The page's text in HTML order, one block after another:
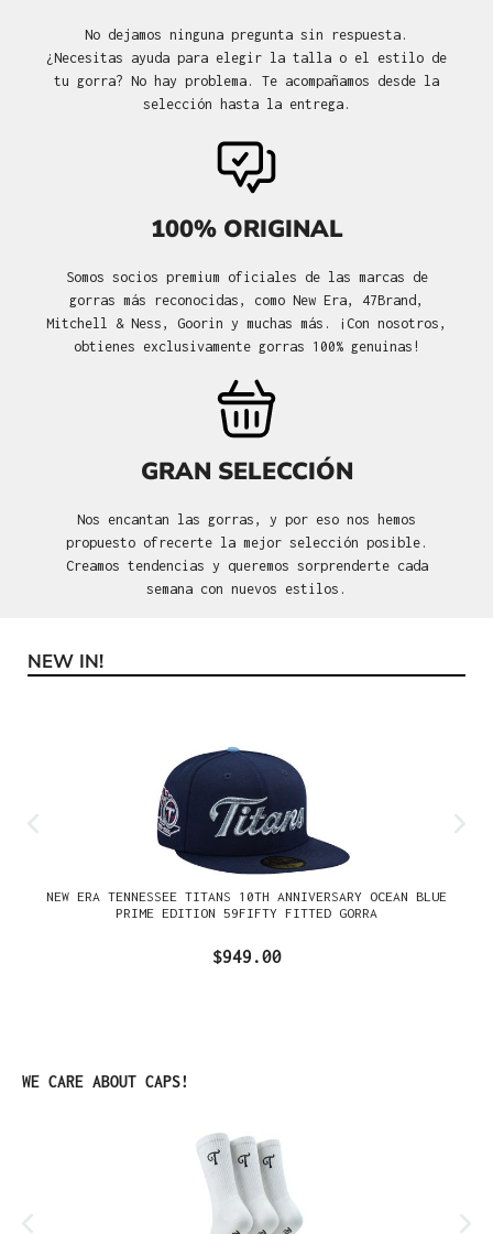
No dejamos ninguna pregunta sin respuesta.
¿Necesitas ayuda para elegir la talla o el estilo de
tu gorra? No hay problema. Te acompañamos desde la
selección hasta la entrega.
100% ORIGINAL
Somos socios premium oficiales de las marcas de
gorras más reconocidas, como New Era, 47Brand,
Mitchell & Ness, Goorin y muchas más. ¡Con nosotros,
obtienes exclusivamente gorras 100% genuinas!
GRAN SELECCIÓN
Nos encantan las gorras, y por eso nos hemos
propuesto ofrecerte la mejor selección posible.
Creamos tendencias y queremos sorprenderte cada
semana con nuevos estilos.
Omitir la galería de productos
NEW IN!
NEW ERA TENNESSEE TITANS 10TH ANNIVERSARY OCEAN BLUE
PRIME EDITION 59FIFTY FITTED GORRA
$949.00
Omitir la galería de productos
WE CARE ABOUT CAPS!